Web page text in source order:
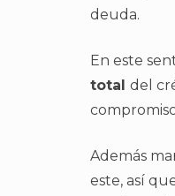
deuda.
En este
total del
Además
este, así